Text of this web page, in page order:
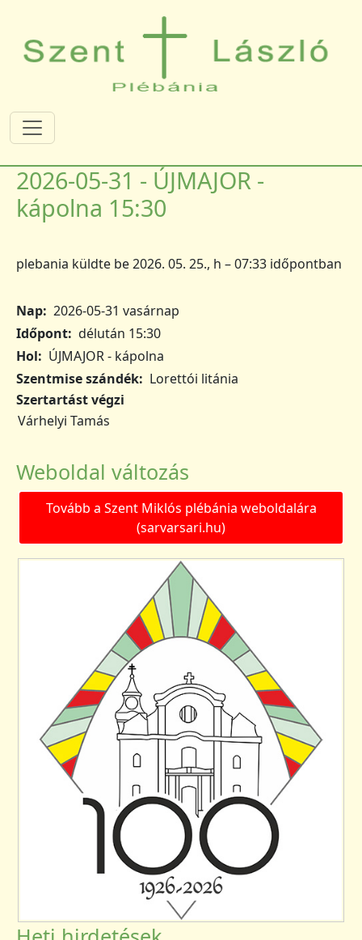
2026-05-31 - ÚJMAJOR -
kápolna 15:30
plebania küldte be2026. 05. 25., h – 07:33 időpontban
Nap 2026-05-31 vasárnap
Időpont délután 15:30
Hol
ÚJMAJOR - kápolna
Szentmise szándék
Lorettói litánia
Szertartást végzi
Várhelyi Tamás
Weboldal változás
Tovább a Szent Miklós plébánia weboldalára
(sarvarsari.hu)